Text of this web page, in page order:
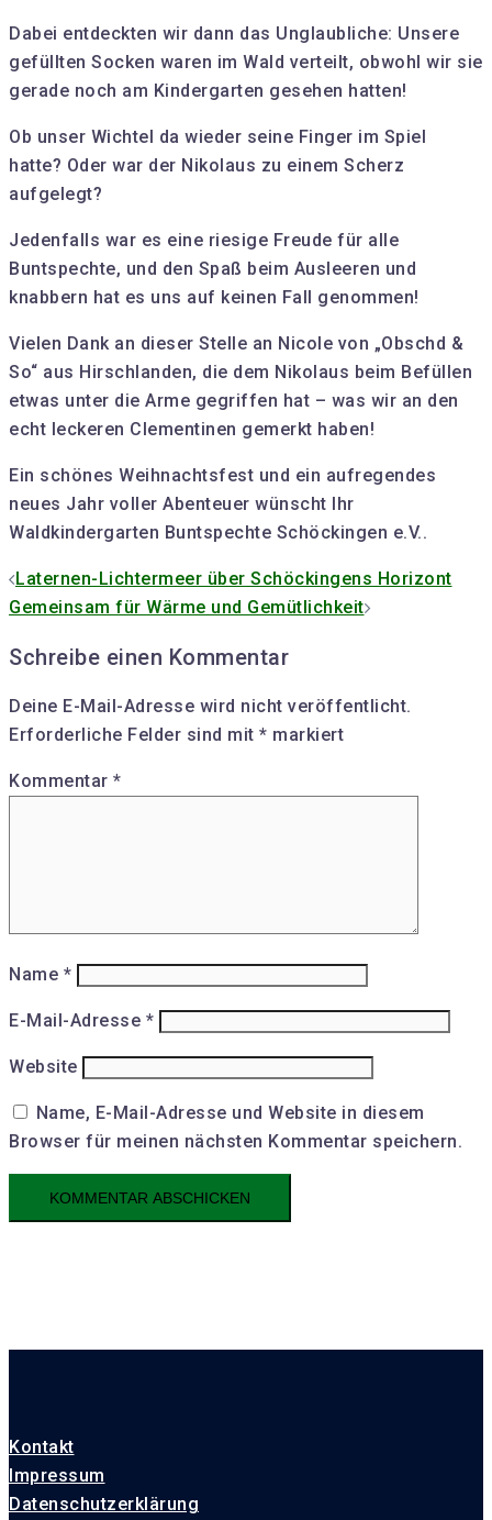
Dabei entdeckten wir dann das Unglaubliche: Unsere
gefüllten Socken waren im Wald verteilt, obwohl wir sie
gerade noch am Kindergarten gesehen hatten!
Ob unser Wichtel da wieder seine Finger im Spiel
hatte? Oder war der Nikolaus zu einem Scherz
aufgelegt?
Jedenfalls war es eine riesige Freude für alle
Buntspechte, und den Spaß beim Ausleeren und
knabbern hat es uns auf keinen Fall genommen!
Vielen Dank an dieser Stelle an Nicole von „Obschd &
So“ aus Hirschlanden, die dem Nikolaus beim Befüllen
etwas unter die Arme gegriffen hat – was wir an den
echt leckeren Clementinen gemerkt haben!
Ein schönes Weihnachtsfest und ein aufregendes
neues Jahr voller Abenteuer wünscht Ihr
Waldkindergarten Buntspechte Schöckingen e.V..
Beitrags-
Navigation
Laternen-Lichtermeer über Schöckingens Horizont
Gemeinsam für Wärme und Gemütlichkeit
Schreibe einen Kommentar
Deine E-Mail-Adresse wird nicht veröffentlicht.
Erforderliche Felder sind mit * markiert
Kommentar *
Name *
E-Mail-Adresse *
Website
Name, E-Mail-Adresse und Website in diesem
Browser für meinen nächsten Kommentar speichern.
Kontakt
Impressum
Datenschutzerklärung